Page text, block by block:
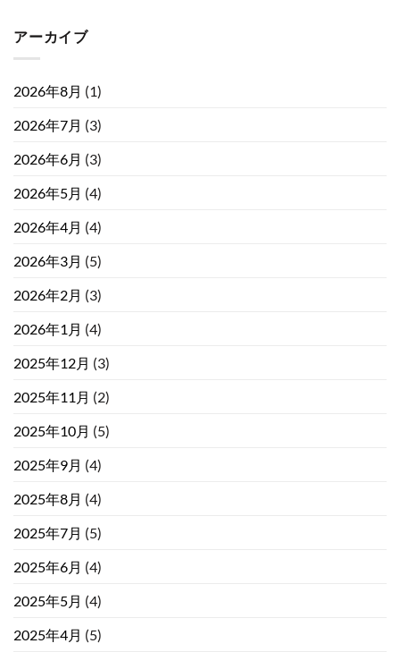
アーカイブ
2026年8月 (1)
2026年7月 (3)
2026年6月 (3)
2026年5月 (4)
2026年4月 (4)
2026年3月 (5)
2026年2月 (3)
2026年1月 (4)
2025年12月 (3)
2025年11月 (2)
2025年10月 (5)
2025年9月 (4)
2025年8月 (4)
2025年7月 (5)
2025年6月 (4)
2025年5月 (4)
2025年4月 (5)